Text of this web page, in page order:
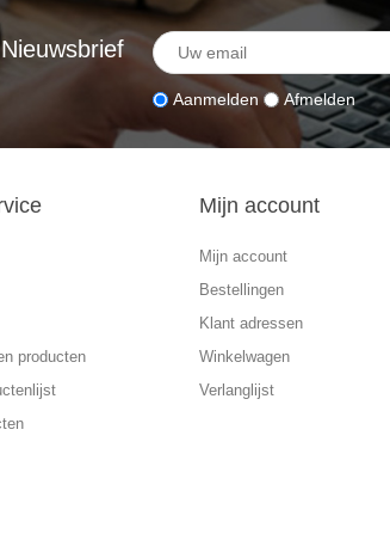
Nieuwsbrief
Aanmelden Afmelden
producten
Mijn account
Mijn account
Bestellingen
Klant adressen
Winkelwagen
Verlanglijst